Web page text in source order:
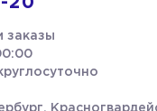
заказы